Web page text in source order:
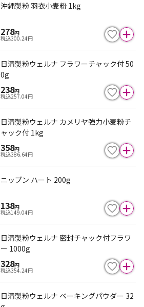
沖縄製粉 羽衣小麦粉 1kg
278円
税込300.24円
日清製粉ウェルナ フラワーチャック付 50
0g
238円
税込257.04円
日清製粉ウェルナ カメリヤ強力小麦粉チ
ャック付 1kg
358円
税込386.64円
ニップン ハート 200g
138円
税込149.04円
日清製粉ウェルナ 密封チャック付フラワ
ー 1000g
328円
税込354.24円
日清製粉ウェルナ ベーキングパウダー 32